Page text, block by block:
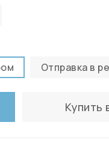
Отправка в
Купить